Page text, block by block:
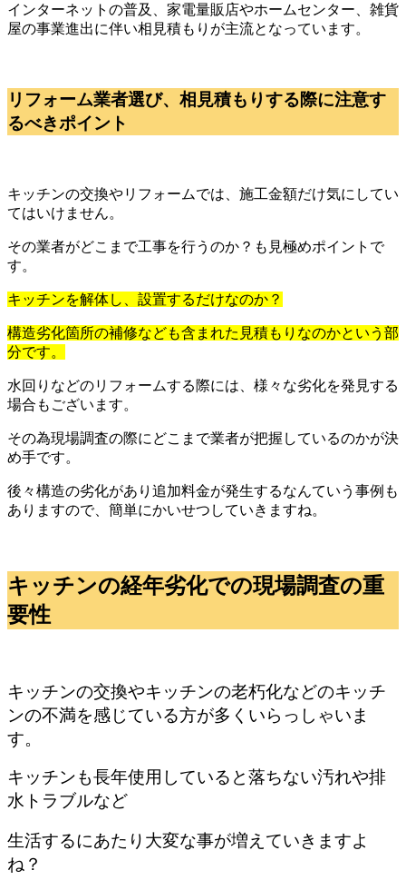
インターネットの普及、家電量販店やホームセンター、雑貨
屋の事業進出に伴い相見積もりが主流となっています。
リフォーム業者選び、相見積もりする際に注意す
るべきポイント
キッチンの交換やリフォームでは、施工金額だけ気にしてい
てはいけません。
その業者がどこまで工事を行うのか？も見極めポイントで
す。
キッチンを解体し、設置するだけなのか？
構造劣化箇所の補修なども含まれた見積もりなのかという部
分です。
水回りなどのリフォームする際には、様々な劣化を発見する
場合もございます。
その為現場調査の際にどこまで業者が把握しているのかが決
め手です。
後々構造の劣化があり追加料金が発生するなんていう事例も
ありますので、簡単にかいせつしていきますね。
キッチンの経年劣化での現場調査の重
要性
キッチンの交換やキッチンの老朽化などのキッチ
ンの不満を感じている方が多くいらっしゃいま
す。
キッチンも長年使用していると落ちない汚れや排
水トラブルなど
生活するにあたり大変な事が増えていきますよ
ね？